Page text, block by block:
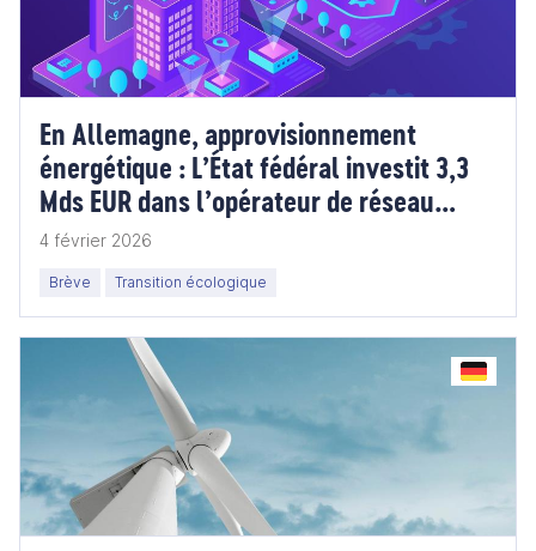
En Allemagne, approvisionnement
énergétique : L’État fédéral investit 3,3
Mds EUR dans l’opérateur de réseau
TenneT
4 février 2026
Brève Transition écologique